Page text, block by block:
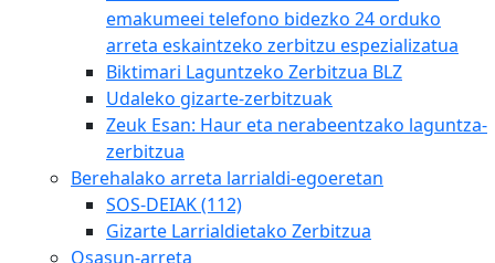
emakumeei telefono bidezko 24 orduko
arreta eskaintzeko zerbitzu espezializatua
Biktimari Laguntzeko Zerbitzua BLZ
Udaleko gizarte-zerbitzuak
Zeuk Esan: Haur eta nerabeentzako laguntza-
zerbitzua
Berehalako arreta larrialdi-egoeretan
SOS-DEIAK (112)
Gizarte Larrialdietako Zerbitzua
Osasun-arreta